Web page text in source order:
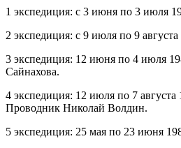
1 экспедиция: с 3 июня по 3 июля
2 экспедиция: с 9 июля по 9
3 экспедиция: 12 июня по 4 июля
Сайнахова.
4 экспедиция: 12 июля по 7
Проводник Николай Волдин.
5 экспедиция: 25 мая по 23 июня